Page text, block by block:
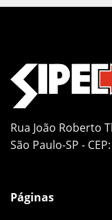
Rua João Roberto
São Paulo-SP -
Páginas